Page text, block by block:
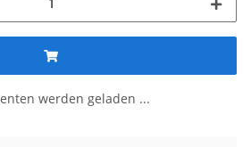
werden geladen ...